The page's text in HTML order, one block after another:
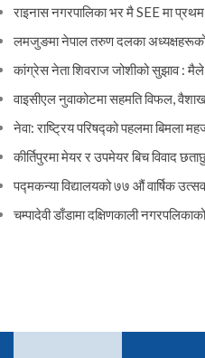
राइनास नगरपालिका भर मै SEE मा
लमजुङमा नेपाल तरुण दलका
कांग्रेस नेता शिवराज जोशीको सुझाव :
वाइसीएल नुवाकोटमा सहमति विफल,
नेवा: राष्ट्रिय परिषद्को पहलमा बिमला
कीर्तिपुरमा मेयर र उपमेयर बिच विवाद
पद्मकन्या विद्यालयको ७७ औं ‌‌वार्षिक
चम्पादेवी डाँडामा दक्षिणकाली